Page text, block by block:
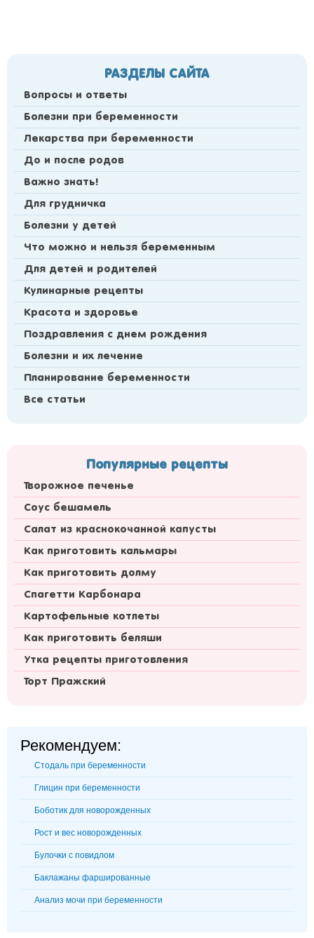
РАЗДЕЛЫ САЙТА
Вопросы и ответы
Болезни при беременности
Лекарства при беременности
До и после родов
Важно знать!
Для грудничка
Болезни у детей
Что можно и нельзя беременным
Для детей и родителей
Кулинарные рецепты
Красота и здоровье
Поздравления с днем рождения
Болезни и их лечение
Планирование беременности
Все статьи
Популярные рецепты
Творожное печенье
Соус бешамель
Салат из краснокочанной капусты
Как приготовить кальмары
Как приготовить долму
Спагетти Карбонара
Картофельные котлеты
Как приготовить беляши
Утка рецепты приготовления
Торт Пражский
Рекомендуем:
Стодаль при беременности
Глицин при беременности
Боботик для новорожденных
Рост и вес новорожденных
Булочки с повидлом
Баклажаны фаршированные
Анализ мочи при беременности